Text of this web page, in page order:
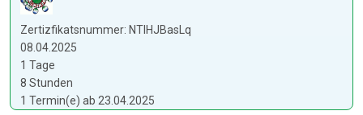
Zertizfikatsnummer: NTlHJBasLq
08.04.2025
1 Tage
8 Stunden
1 Termin(e) ab 23.04.2025